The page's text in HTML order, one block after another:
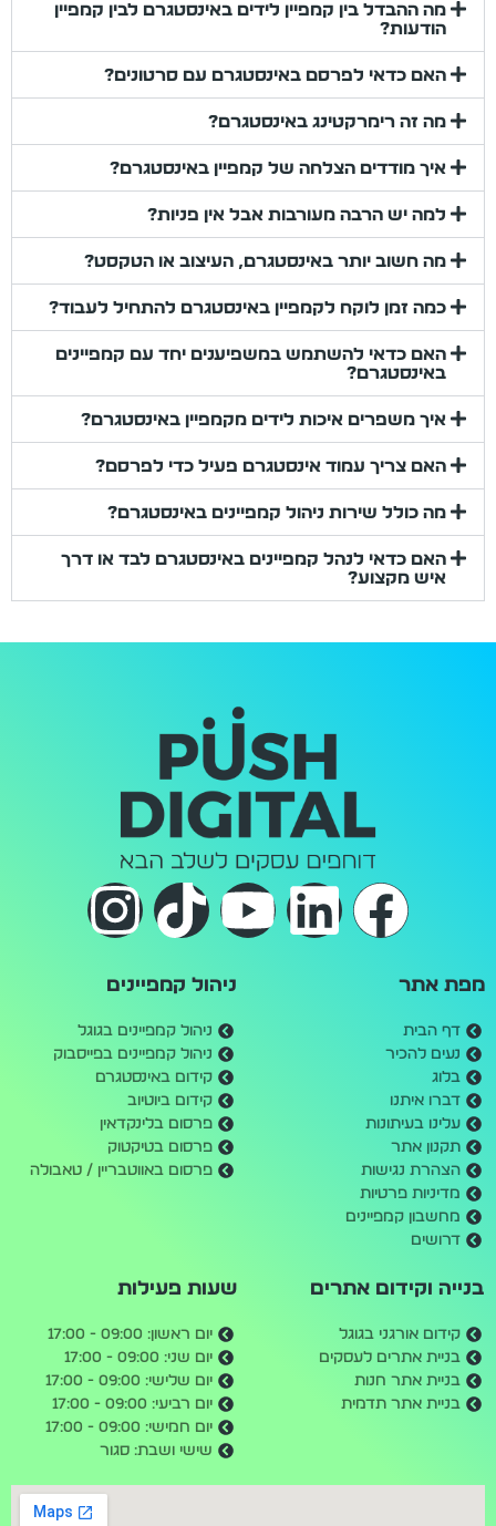
מה ההבדל בין קמפיין לידים באינסטגרם לבין קמפיין
הודעות?
האם כדאי לפרסם באינסטגרם עם סרטונים?
מה זה רימרקטינג באינסטגרם?
איך מודדים הצלחה של קמפיין באינסטגרם?
למה יש הרבה מעורבות אבל אין פניות?
מה חשוב יותר באינסטגרם, העיצוב או הטקסט?
כמה זמן לוקח לקמפיין באינסטגרם להתחיל לעבוד?
האם כדאי להשתמש במשפיענים יחד עם קמפיינים
באינסטגרם?
איך משפרים איכות לידים מקמפיין באינסטגרם?
האם צריך עמוד אינסטגרם פעיל כדי לפרסם?
מה כולל שירות ניהול קמפיינים באינסטגרם?
האם כדאי לנהל קמפיינים באינסטגרם לבד או דרך
איש מקצוע?
מפת אתר
דף הבית
נעים להכיר
בלוג
דברו איתנו
עלינו בעיתונות
תקנון אתר
הצהרת נגישות
מדיניות פרטיות
מחשבון קמפיינים
דרושים
ניהול קמפיינים
ניהול קמפיינים בגוגל
ניהול קמפיינים בפייסבוק
קידום באינסטגרם
קידום ביוטיוב
פרסום בלינקדאין
פרסום בטיקטוק
פרסום באווטבריין / טאבולה
בנייה וקידום אתרים
קידום אורגני בגוגל
בניית אתרים לעסקים
בניית אתר חנות
בניית אתר תדמית
שעות פעילות
יום ראשון: 09:00 - 17:00
יום שני: 09:00 - 17:00
יום שלישי: 09:00 - 17:00
יום רביעי: 09:00 - 17:00
יום חמישי: 09:00 - 17:00
שישי ושבת: סגור